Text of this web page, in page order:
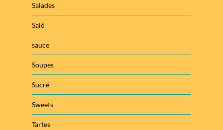
Salades
Salé
sauce
Soupes
Sucré
Sweets
Tartes